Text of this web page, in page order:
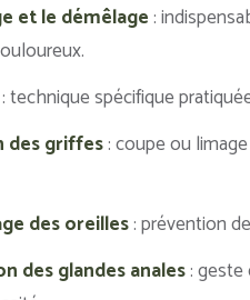
et le démêlage :
: technique spécifique
des griffes: coupe ou
des oreilles: prévention
des glandes anales: